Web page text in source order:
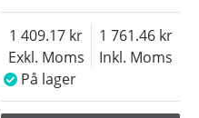
Exkl. Moms
1 409.17
Inkl. Moms
1 761.46
På lager